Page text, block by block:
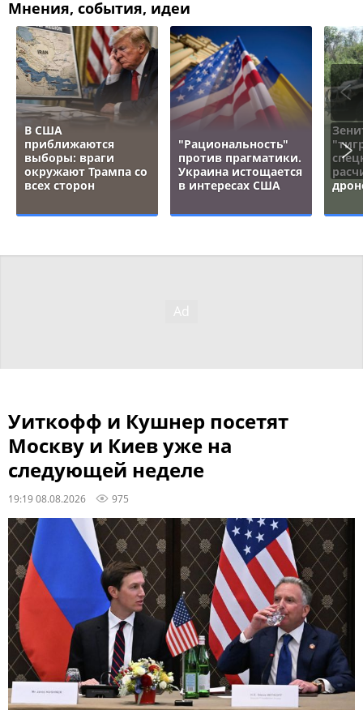
Мнения, события, идеи
В США
приближаются
выборы: враги
окружают Трампа со
всех сторон
"Рациональность"
против прагматики.
Украина истощается
в интересах США
Уиткофф и Кушнер посетят
Москву и Киев уже на
следующей неделе
19:19 08.08.2026 975